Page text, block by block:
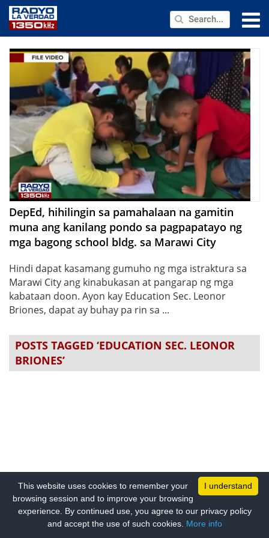
PUBLIC SERVICE
ANNOUNCEMENTS
PROGRAMS
ABOUT
CONTACT US
DepEd, hihilingin sa pamahalaan na gamitin
muna ang kanilang pondo sa pagpapatayo ng
mga bagong school bldg. sa Marawi City
Hindi dapat kasamang gumuho ng mga istraktura sa
Marawi City ang kinabukasan at pangarap ng mga
kabataan doon. Ayon kay Education Sec. Leonor
Briones, dapat ay buhay pa rin sa ...
POSTS TAGGED ‘EDUCATION SEC. LEONOR
BRIONES’
I understand
This website uses cookies to remember your
browsing session and to improve your browsing
experience. By continued use, you agree to our privacy policy
and accept the use of such cookies. More info